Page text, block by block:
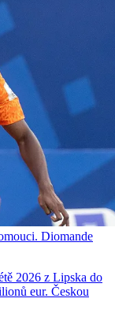
Diomande
2026 z Lipska do
eur. Českou